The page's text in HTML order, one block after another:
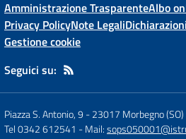
Amministrazione TrasparenteAlbo
Privacy PolicyNote Legali
Gestione cookie
Seguici su:
Piazza S. Antonio, 9 - 23017 Morbegno (SO)
Tel 0342 612541 - Mail: